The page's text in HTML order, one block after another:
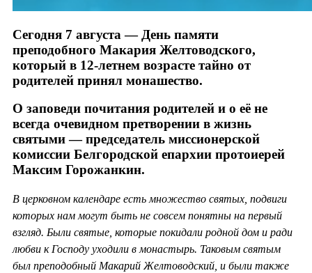
Сегодня 7 августа — День памяти
преподобного Макария Желтоводского,
который в 12-летнем возрасте тайно от
родителей принял монашество.
О заповеди почитания родителей и о её не
всегда очевидном претворении в жизнь
святыми — председатель миссионерской
комиссии Белгородской епархии протоиерей
Максим Горожанкин.
В церковном календаре есть множество святых, подвиги
которых нам могут быть не совсем понятны на первый
взгляд. Были святые, которые покидали родной дом и ради
любви к Господу уходили в монастырь. Таковым святым
был преподобный Макарий Желтоводский, и были также